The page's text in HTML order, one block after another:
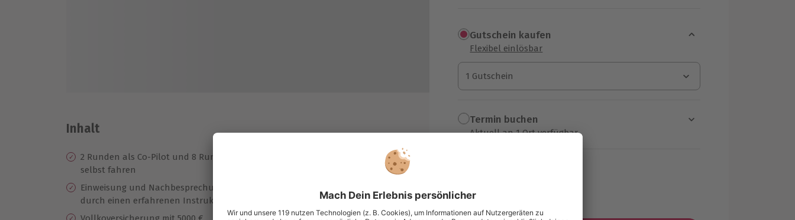
Gutschein kaufen
Flexibel einlösbar
1 Gutschein
1 Gutschein
1 Gutschein
Termin buchen
Aktuell an 1 Ort verfügbar
zzgl. Versand
Inhalt
2 Runden als Co-Pilot und 8 Runden
selbst fahren
Einweisung und Nachbesprechung
durch einen erfahrenen Instruktor
Zur Wahl: Porsche 911 GT3, Mercedes-